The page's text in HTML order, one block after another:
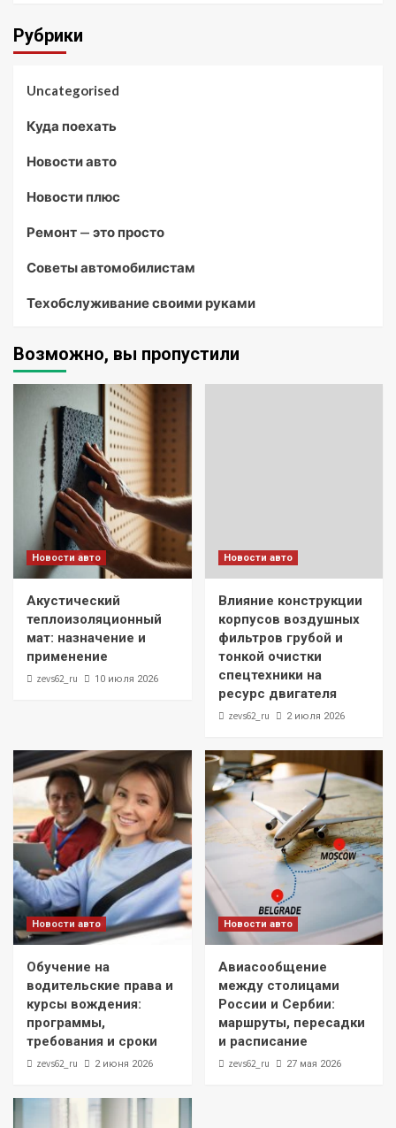
Рубрики
Uncategorised
Куда поехать
Новости авто
Новости плюс
Ремонт — это просто
Советы автомобилистам
Техобслуживание своими руками
Возможно, вы пропустили
Новости авто
Акустический
теплоизоляционный
мат: назначение и
применение
zevs62_ru 10 июля 2026
Новости авто
Влияние конструкции
корпусов воздушных
фильтров грубой и
тонкой очистки
спецтехники на
ресурс двигателя
zevs62_ru 2 июля 2026
Новости авто
Обучение на
водительские права и
курсы вождения:
программы,
требования и сроки
zevs62_ru 2 июня 2026
Новости авто
Авиасообщение
между столицами
России и Сербии:
маршруты, пересадки
и расписание
zevs62_ru 27 мая 2026